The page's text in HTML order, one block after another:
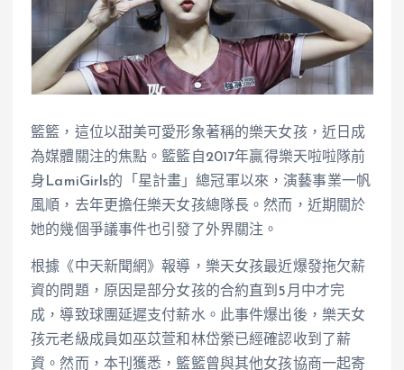
籃籃，這位以甜美可愛形象著稱的樂天女孩，近日成
為媒體關注的焦點。籃籃自2017年贏得樂天啦啦隊前
身LamiGirls的「星計畫」總冠軍以來，演藝事業一帆
風順，去年更擔任樂天女孩總隊長。然而，近期關於
她的幾個爭議事件也引發了外界關注。
根據《中天新聞網》報導，樂天女孩最近爆發拖欠薪
資的問題，原因是部分女孩的合約直到5月中才完
成，導致球團延遲支付薪水。此事件爆出後，樂天女
孩元老級成員如巫苡萱和林岱縈已經確認收到了薪
資。然而，本刊獲悉，籃籃曾與其他女孩協商一起寄